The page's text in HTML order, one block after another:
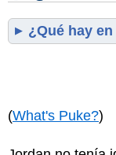
¿Qué hay
(What's Puke?)